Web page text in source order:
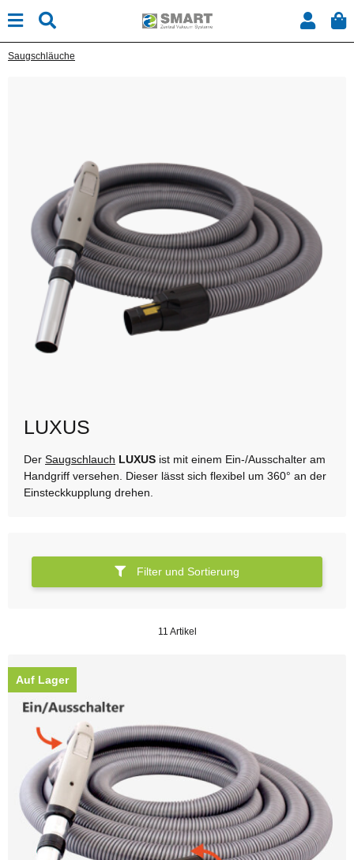
Saugschläuche
LUXUS
Der Saugschlauch LUXUS ist mit einem Ein-/Ausschalter am
Handgriff versehen. Dieser lässt sich flexibel um 360° an der
Einsteckkupplung drehen.
Filter und Sortierung
11 Artikel
Auf Lager